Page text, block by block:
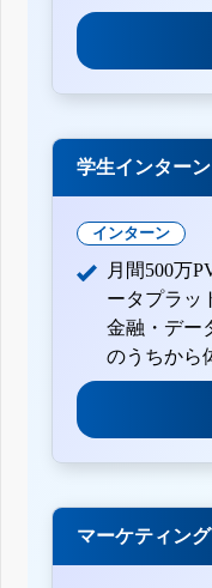
学生インターン
インターン
月間500万
ータプラッ
金融・デー
のうちから
マーケティン